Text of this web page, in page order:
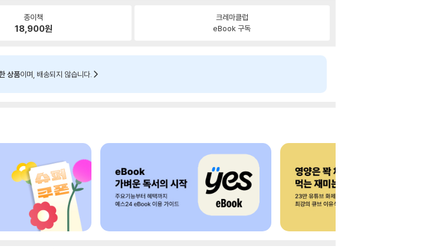
종이책
18,900원
크레마클럽
eBook 구독
상품이며, 배송되지 않습니다.